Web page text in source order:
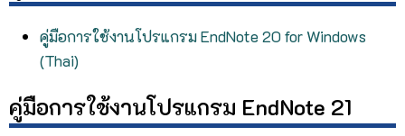
คู่มือการใช้งานโปรแกรม EndNote 20 for Windows
(Thai)
คู่มือการใช้งานโปรแกรม EndNote 21